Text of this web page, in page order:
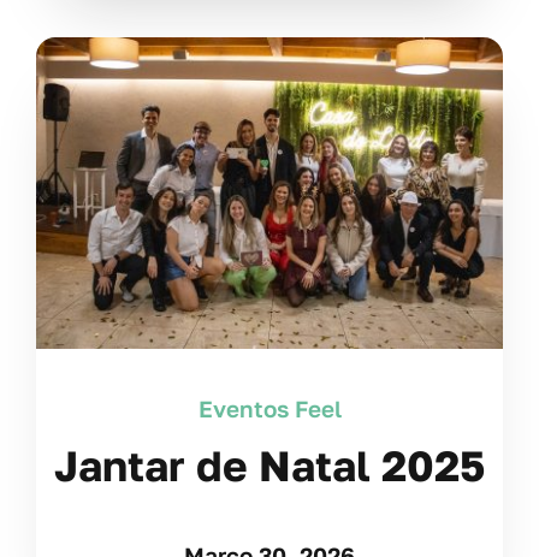
Eventos Feel
Jantar de Natal 2025